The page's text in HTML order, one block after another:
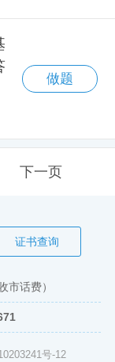
做题
下一页
证书查询
市话费）
号-12